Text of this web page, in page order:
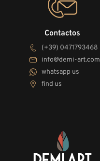
Contactos
(+39) 0471793468
info@demi-art.com
whatsapp us
find us